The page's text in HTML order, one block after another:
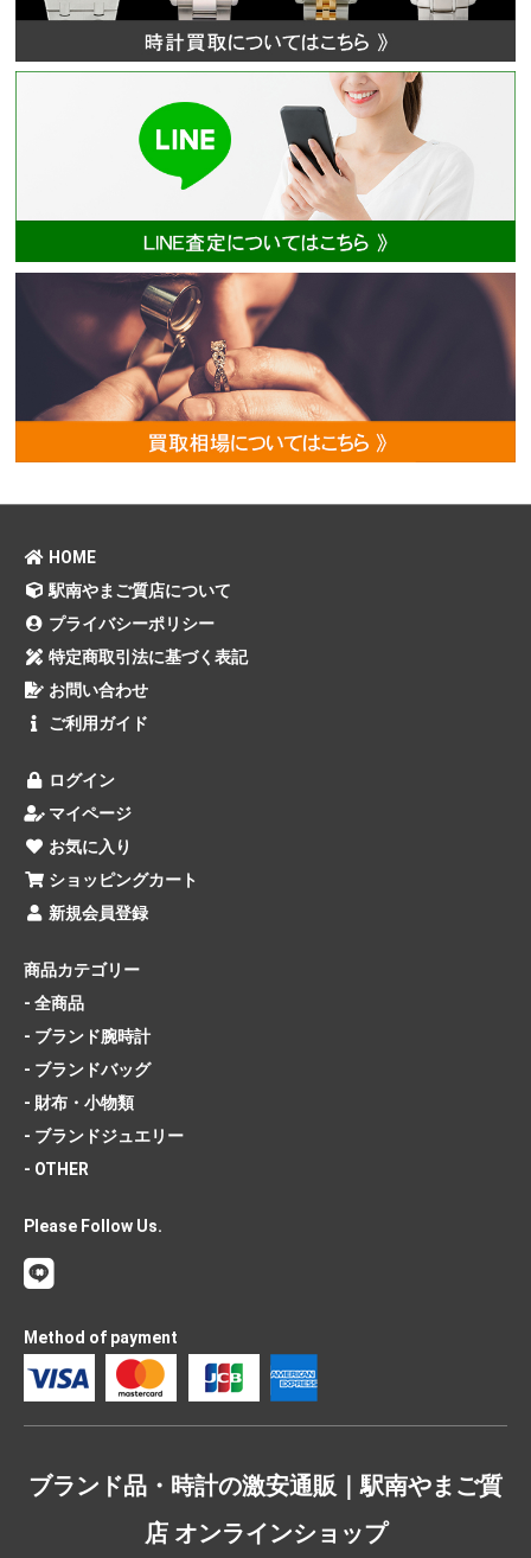
HOME
駅南やまご質店について
プライバシーポリシー
特定商取引法に基づく表記
お問い合わせ
ご利用ガイド
ログイン
マイページ
お気に入り
ショッピングカート
新規会員登録
商品カテゴリー
- 全商品
- ブランド腕時計
- ブランドバッグ
- 財布・小物類
- ブランドジュエリー
- OTHER
Please Follow Us.
Method of payment
ブランド品・時計の激安通販｜駅南やまご質
店 オンラインショップ